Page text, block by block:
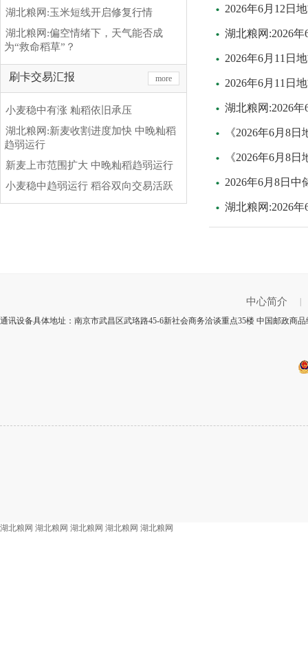
湖北粮网:玉米短线开启修复行情
湖北粮网:偏空情绪下，天气能否成
为“救命稻草”？
刷卡交易汇报 more
小麦稳中有涨 籼稻依旧承压
湖北粮网:新麦收割进度加快 中晚籼稻
趋弱运行
新麦上市范围扩大 中晚籼稻趋弱运行
小麦稳中趋弱运行 稻谷双向交易活跃
2026年6月12日
湖北粮网:2026
2026年6月11日
2026年6月11日
湖北粮网:2026
《2026年6月8
《2026年6月8
2026年6月8日
湖北粮网:2026
中心简介
通讯设备具体地址：南京市武昌区武珞路45-6新社会商务洽谈重点35楼 中国邮政商
湖北粮网 湖北粮网 湖北粮网 湖北粮网 湖北粮网